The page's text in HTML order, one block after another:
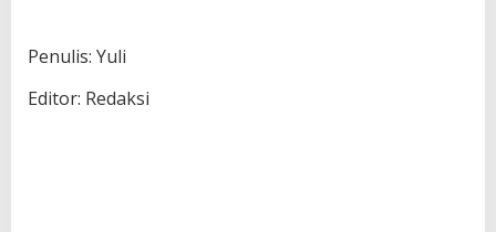
Penulis: Yuli
Editor: Redaksi